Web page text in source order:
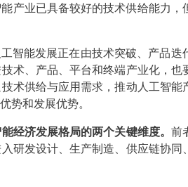
产业已具备较好的技术供给能力，
能发展正在由技术突破、产品迭
术、产品、平台和终端产业化，也
术供给与应用需求，推动人工智能
势和发展优势。
经济发展格局的两个关键维度。 前
研发设计、生产制造、供应链协同